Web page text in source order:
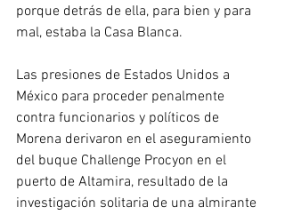
porque detrás de ella, para bien y para
mal, estaba la Casa Blanca.
Las presiones de Estados Unidos a
México para proceder penalmente
contra funcionarios y políticos de
Morena derivaron en el aseguramiento
del buque Challenge Procyon en el
puerto de Altamira, resultado de la
investigación solitaria de una almirante